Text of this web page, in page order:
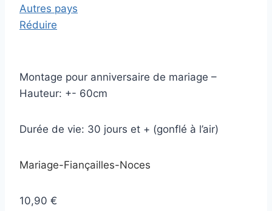
Autres pays
Réduire
Montage pour anniversaire de mariage –
Hauteur: +- 60cm
Durée de vie: 30 jours et + (gonflé à l’air)
Mariage-Fiançailles-Noces
10,90 €